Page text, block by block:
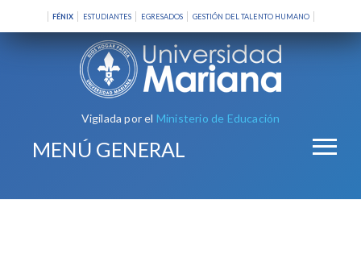
FÉNIX ESTUDIANTES EGRESADOS GESTIÓN DEL TALENTO HUMANO
Vigilada por el Ministerio de Educación
MENÚ GENERAL